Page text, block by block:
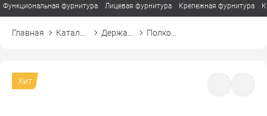
Функциональная фурнитура Лицевая фурнитура Крепежная фурнитура
Главная
Хит